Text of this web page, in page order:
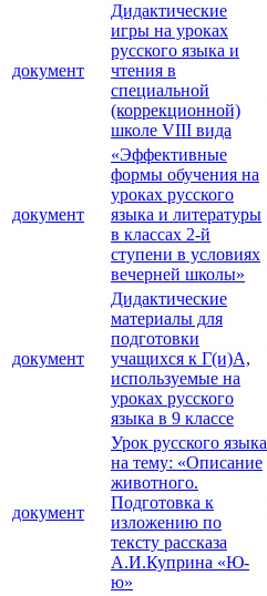
документ
Дидактические
игры на уроках
русского языка и
чтения в
специальной
(коррекционной)
школе VIII вида
документ
«Эффективные
формы обучения на
уроках русского
языка и литературы
в классах 2-й
ступени в условиях
вечерней школы»
документ
Дидактические
материалы для
подготовки
учащихся к Г(и)А,
используемые на
уроках русского
языка в 9 классе
документ
Урок русского языка
на тему: «Описание
животного.
Подготовка к
изложению по
тексту рассказа
А.И.Куприна «Ю-
ю»